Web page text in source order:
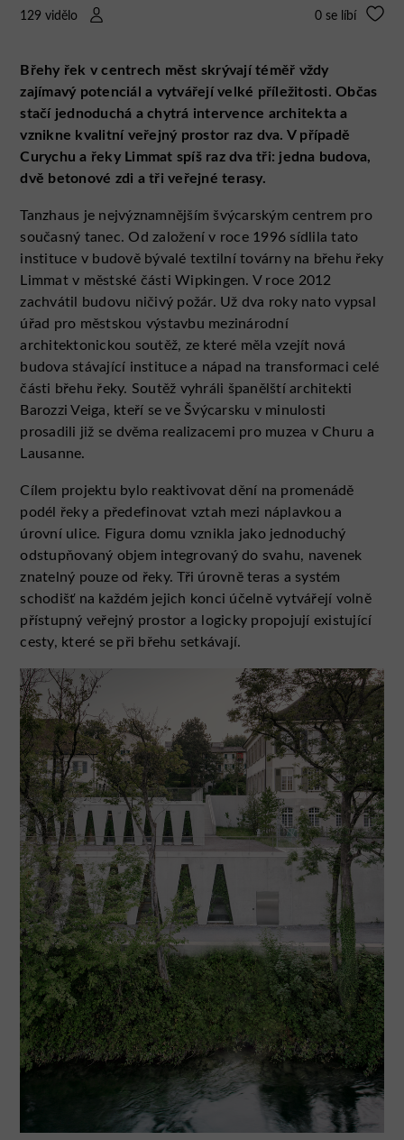
129 vidělo 0 se líbí
Břehy řek v centrech měst skrývají téměř vždy
zajímavý potenciál a vytvářejí velké příležitosti. Občas
stačí jednoduchá a chytrá intervence architekta a
vznikne kvalitní veřejný prostor raz dva. V případě
Curychu a řeky Limmat spíš raz dva tři: jedna budova,
dvě betonové zdi a tři veřejné terasy.
Tanzhaus je nejvýznamnějším švýcarským centrem pro
současný tanec. Od založení v roce 1996 sídlila tato
instituce v budově bývalé textilní továrny na břehu řeky
Limmat v městské části Wipkingen. V roce 2012
zachvátil budovu ničivý požár. Už dva roky nato vypsal
úřad pro městskou výstavbu mezinárodní
architektonickou soutěž, ze které měla vzejít nová
budova stávající instituce a nápad na transformaci celé
části břehu řeky. Soutěž vyhráli španělští architekti
Barozzi Veiga, kteří se ve Švýcarsku v minulosti
prosadili již se dvěma realizacemi pro muzea v Churu a
Lausanne.
Cílem projektu bylo reaktivovat dění na promenádě
podél řeky a předefinovat vztah mezi náplavkou a
úrovní ulice. Figura domu vznikla jako jednoduchý
odstupňovaný objem integrovaný do svahu, navenek
znatelný pouze od řeky. Tři úrovně teras a systém
schodišť na každém jejich konci účelně vytvářejí volně
přístupný veřejný prostor a logicky propojují existující
cesty, které se při břehu setkávají.